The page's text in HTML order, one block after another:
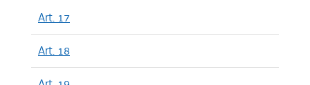
Art. 17
Art. 18